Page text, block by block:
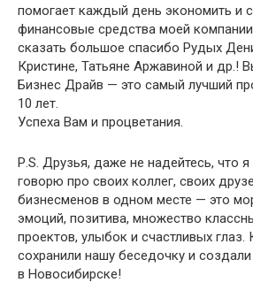
помогает каждый день экономить и
финансовые средства моей
сказать большое спасибо Рудых
Кристине, Татьяне Аржавиной и др.!
Бизнес Драйв — это самый лучший
10 лет.
Успеха Вам и процветания.
Р.S. Друзья, даже не надейтесь, что
говорю про своих коллег, своих
бизнесменов в одном месте — это
эмоций, позитива, множество
проектов, улыбок и счастливых
сохранили нашу беседочку и
в Новосибирске!